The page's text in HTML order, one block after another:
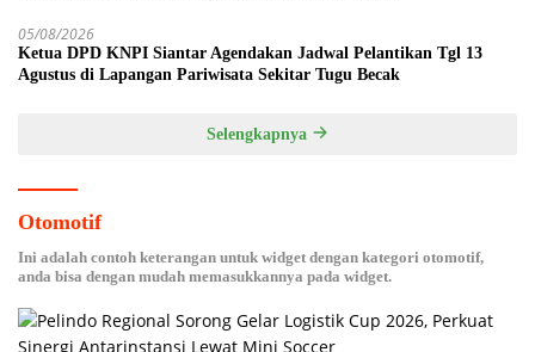
05/08/2026
Ketua DPD KNPI Siantar Agendakan Jadwal Pelantikan Tgl 13
Agustus di Lapangan Pariwisata Sekitar Tugu Becak
Selengkapnya
Otomotif
Ini adalah contoh keterangan untuk widget dengan kategori otomotif,
anda bisa dengan mudah memasukkannya pada widget.